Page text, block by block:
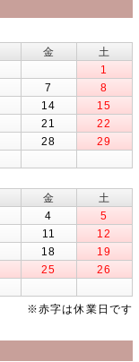
金
土
1
7
8
14
15
21
22
28
29
金
土
4
5
11
12
18
19
25
26
※赤字は休業日です